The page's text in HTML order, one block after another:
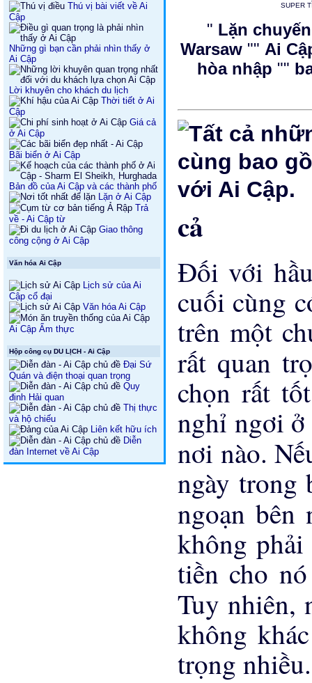
Thú vị bài viết về Ai
Cập
Những gì bạn cần phải nhìn thấy ở
Ai Cập
Lời khuyên cho khách du lịch
Thời tiết ở Ai
Cập
Giá cả
ở Ai Cập
Bãi biển ở Ai Cập
Bản đồ của Ai Cập và các thành phố
Lặn ở Ai Cập
Trả
về - Ai Cập từ
Giao thông
công cộng ở Ai Cập
Văn hóa Ai Cập
Lịch sử của Ai
Cập cổ đại
Văn hóa Ai Cập
Ai Cập Ẩm thực
Hộp công cụ DU LỊCH - Ai Cập
Đại Sứ
Quán và điện thoại quan trọng
Quy
định Hải quan
Thị thực
và hộ chiếu
Liên kết hữu ích
Diễn
đàn Internet về Ai Cập
SUPER
" Lặn
Warsaw "" Ai
hòa nhập ""
cả
Đối với
cuối cùng
trên một
rất quan
chọn rất
nghỉ ngơi
nơi nào.
ngày trong
ngoạn bên
không
tiền cho
Tuy nhiên,
không
trọng nhiều.